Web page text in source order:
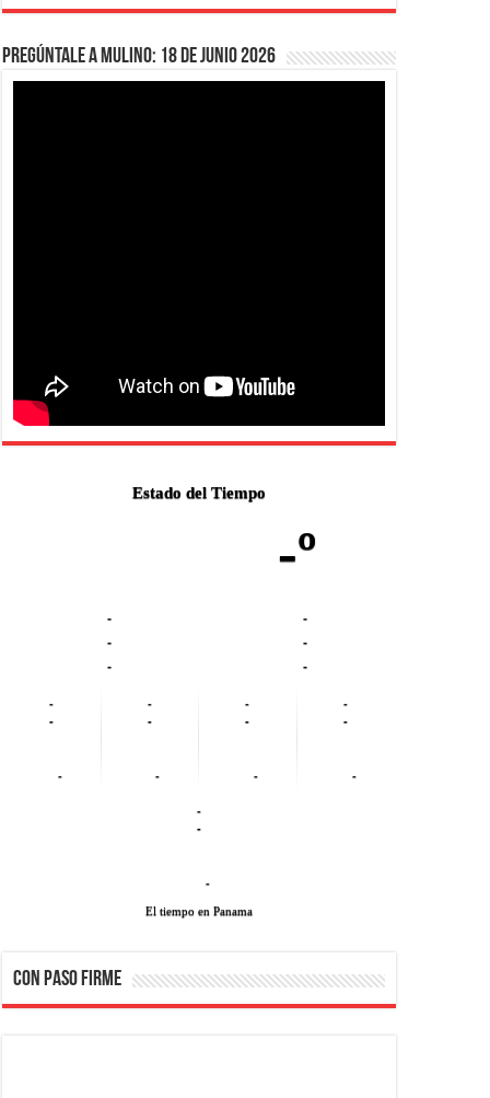
Pregúntale a Mulino: 18 de junio 2026
Estado del Tiempo
-º
-
-
-
-
-
-
-
-
-
-
-
-
-
-
-
-
-
-
-
-
-
El tiempo en Panama
CON PASO FIRME